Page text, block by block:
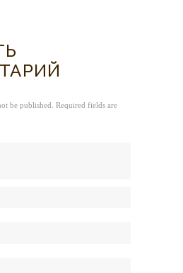
be published. Required fields are